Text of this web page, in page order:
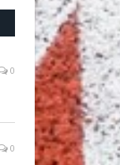
0
0